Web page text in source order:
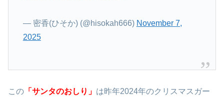
— 密香(ひそか) (@hisokah666) November 7,
2025
この 「サンタのおしり」 は昨年2024年のクリスマスガー